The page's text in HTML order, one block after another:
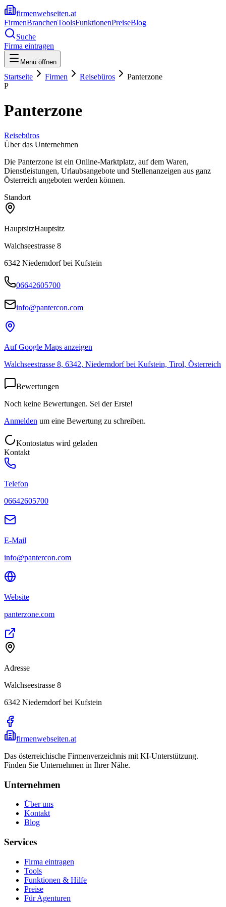
firmenwebseiten.at
FirmenBranchenToolsFunktionenPreiseBlog
Suche
Firma eintragen
Menü öffnen
Startseite Firmen Reisebüros
Panterzone
P
Panterzone
Reisebüros
Über das Unternehmen
Die Panterzone ist ein Online-Marktplatz, auf dem Waren,
Dienstleistungen, Urlaubsangebote und Stellenanzeigen aus ganz
Österreich angeboten werden können.
Standort
HauptsitzHauptsitz
Walchseestrasse 8
6342 Niederndorf bei Kufstein
06642605700
info@pantercon.com
Auf Google Maps anzeigen
Walchseestrasse 8, 6342, Niederndorf bei Kufstein, Tirol, Österreich
Bewertungen
Noch keine Bewertungen. Sei der Erste!
Anmelden um eine Bewertung zu schreiben.
Kontostatus wird geladen
Kontakt
Telefon
06642605700
E-Mail
info@pantercon.com
Website
panterzone.com
Adresse
Walchseestrasse 8
6342 Niederndorf bei Kufstein
firmenwebseiten.at
Das österreichische Firmenverzeichnis mit KI-Unterstützung.
Finden Sie Unternehmen in Ihrer Nähe.
Unternehmen
Über uns
Kontakt
Blog
Services
Firma eintragen
Tools
Funktionen & Hilfe
Preise
Für Agenturen